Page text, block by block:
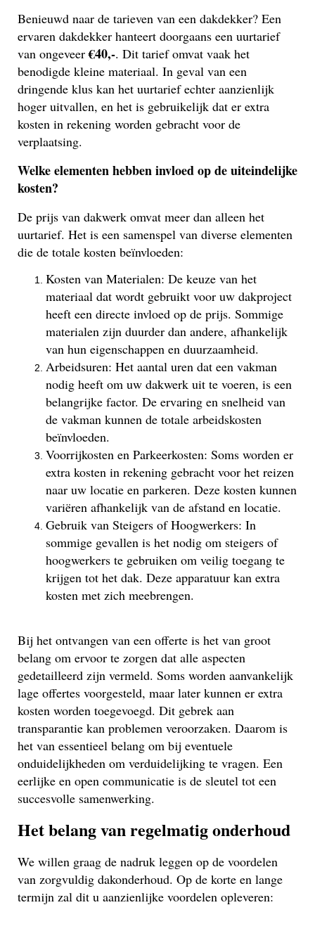
Benieuwd naar de tarieven van een dakdekker? Een
ervaren dakdekker hanteert doorgaans een uurtarief
van ongeveer€40,-. Dit tarief omvat vaak het
benodigde kleine materiaal. In geval van een
dringende klus kan het uurtarief echter aanzienlijk
hoger uitvallen, en het is gebruikelijk dat er extra
kosten in rekening worden gebracht voor de
verplaatsing.
Welke elementen hebben invloed op de uiteindelijke
kosten?
De prijs van dakwerk omvat meer dan alleen het
uurtarief. Het is een samenspel van diverse elementen
die de totale kosten beïnvloeden:
Kosten van Materialen: De keuze van het
materiaal dat wordt gebruikt voor uw dakproject
heeft een directe invloed op de prijs. Sommige
materialen zijn duurder dan andere, afhankelijk
van hun eigenschappen en duurzaamheid.
Arbeidsuren: Het aantal uren dat een vakman
nodig heeft om uw dakwerk uit te voeren, is een
belangrijke factor. De ervaring en snelheid van
de vakman kunnen de totale arbeidskosten
beïnvloeden.
Voorrijkosten en Parkeerkosten: Soms worden er
extra kosten in rekening gebracht voor het reizen
naar uw locatie en parkeren. Deze kosten kunnen
variëren afhankelijk van de afstand en locatie.
Gebruik van Steigers of Hoogwerkers: In
sommige gevallen is het nodig om steigers of
hoogwerkers te gebruiken om veilig toegang te
krijgen tot het dak. Deze apparatuur kan extra
kosten met zich meebrengen.
Bij het ontvangen van een offerte is het van groot
belang om ervoor te zorgen dat alle aspecten
gedetailleerd zijn vermeld. Soms worden aanvankelijk
lage offertes voorgesteld, maar later kunnen er extra
kosten worden toegevoegd. Dit gebrek aan
transparantie kan problemen veroorzaken. Daarom is
het van essentieel belang om bij eventuele
onduidelijkheden om verduidelijking te vragen. Een
eerlijke en open communicatie is de sleutel tot een
succesvolle samenwerking.
Het belang van regelmatig onderhoud
We willen graag de nadruk leggen op de voordelen
van zorgvuldig dakonderhoud. Op de korte en lange
termijn zal dit u aanzienlijke voordelen opleveren: